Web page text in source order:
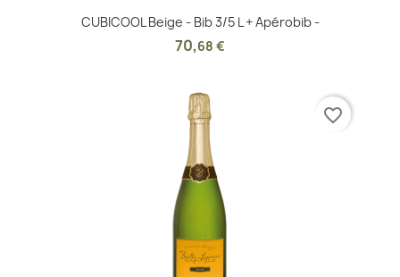
CUBICOOL Beige - Bib 3/5 L + Apérobib -
70,68 €
favorite_border